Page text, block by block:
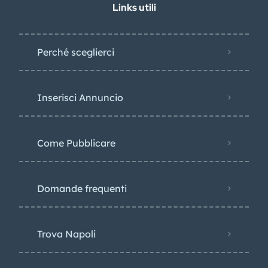
Links utili
Perché sceglierci
Inserisci Annuncio
Come Pubblicare
Domande frequenti
Trova Napoli